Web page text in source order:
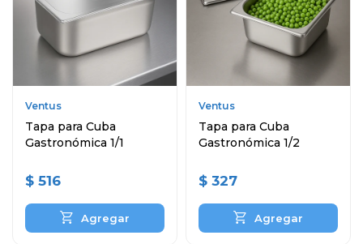
Ventus
Tapa para Cuba
Gastronómica 1/1
$ 516
Ventus
Tapa para Cuba
Gastronómica 1/2
$ 327